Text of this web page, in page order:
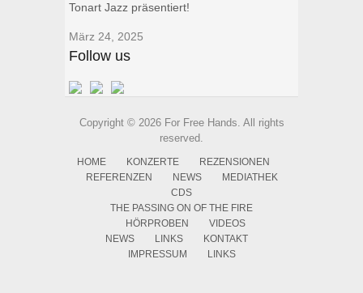
Tonart Jazz präsentiert!
März 24, 2025
Follow us
Copyright © 2026 For Free Hands. All rights
reserved.
HOME KONZERTE
REZENSIONEN
REFERENZEN
NEWS
MEDIATHEK
CDS
THE PASSING ON OF THE FIRE
HÖRPROBEN
VIDEOS
NEWS
LINKS
KONTAKT
IMPRESSUM
LINKS